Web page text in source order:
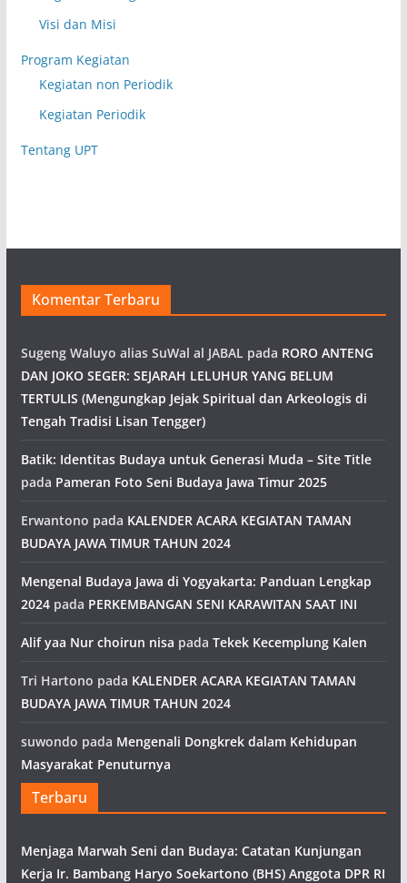
Visi dan Misi
Program Kegiatan
Kegiatan non Periodik
Kegiatan Periodik
Tentang UPT
Komentar Terbaru
Sugeng Waluyo alias SuWal al JABAL pada RORO ANTENG
DAN JOKO SEGER: SEJARAH LELUHUR YANG BELUM
TERTULIS (Mengungkap Jejak Spiritual dan Arkeologis di
Tengah Tradisi Lisan Tengger)
Batik: Identitas Budaya untuk Generasi Muda – Site Title
pada Pameran Foto Seni Budaya Jawa Timur 2025
Erwantono pada KALENDER ACARA KEGIATAN TAMAN
BUDAYA JAWA TIMUR TAHUN 2024
Mengenal Budaya Jawa di Yogyakarta: Panduan Lengkap
2024pada PERKEMBANGAN SENI KARAWITAN SAAT INI
Alif yaa Nur choirun nisa pada Tekek Kecemplung Kalen
Tri Hartono pada KALENDER ACARA KEGIATAN TAMAN
BUDAYA JAWA TIMUR TAHUN 2024
suwondo pada Mengenali Dongkrek dalam Kehidupan
Masyarakat Penuturnya
Terbaru
Menjaga Marwah Seni dan Budaya: Catatan Kunjungan
Kerja Ir. Bambang Haryo Soekartono (BHS) Anggota DPR RI